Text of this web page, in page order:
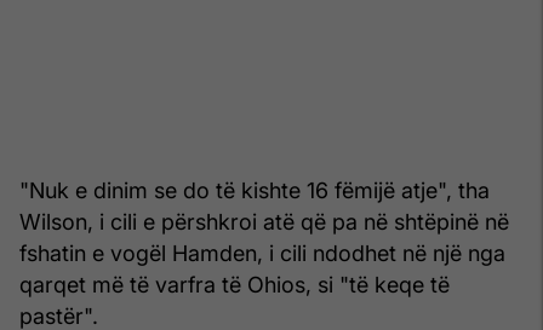
"Nuk e dinim se do të kishte 16 fëmijë atje", tha
Wilson, i cili e përshkroi atë që pa në shtëpinë në
fshatin e vogël Hamden, i cili ndodhet në një nga
qarqet më të varfra të Ohios, si "të keqe të
pastër".